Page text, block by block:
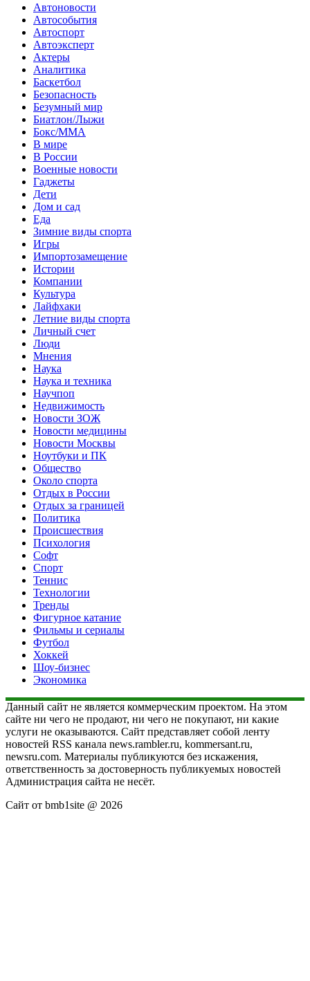
Автоновости
Автособытия
Автоспорт
Автоэксперт
Актеры
Аналитика
Баскетбол
Безопасность
Безумный мир
Биатлон/Лыжи
Бокс/MMA
В мире
В России
Военные новости
Гаджеты
Дети
Дом и сад
Еда
Зимние виды спорта
Игры
Импортозамещение
Истории
Компании
Культура
Лайфхаки
Летние виды спорта
Личный счет
Люди
Мнения
Наука
Наука и техника
Научпоп
Недвижимость
Новости ЗОЖ
Новости медицины
Новости Москвы
Ноутбуки и ПК
Общество
Около спорта
Отдых в России
Отдых за границей
Политика
Происшествия
Психология
Софт
Спорт
Теннис
Технологии
Тренды
Фигурное катание
Фильмы и сериалы
Футбол
Хоккей
Шоу-бизнес
Экономика
Данный сайт не является коммерческим проектом. На этом
сайте ни чего не продают, ни чего не покупают, ни какие
услуги не оказываются. Сайт представляет собой ленту
новостей RSS канала news.rambler.ru, kommersant.ru,
newsru.com. Материалы публикуются без искажения,
ответственность за достоверность публикуемых новостей
Администрация сайта не несёт.
Сайт от bmb1site @ 2026